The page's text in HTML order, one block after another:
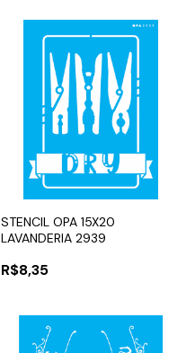
STENCIL OPA 15X20
LAVANDERIA 2939
R$8,35